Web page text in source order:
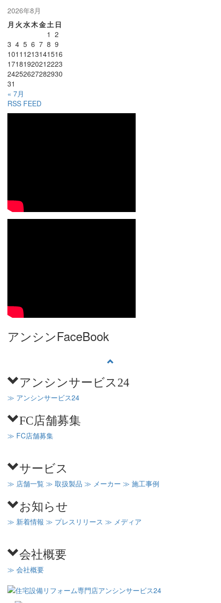
2026年8月
月 火水木金土 日
1 2
3 4 5 6 7 8 9
1011 1213141516
17181920212223
24252627282930
31
« 7月
RSS FEED
アンシンFaceBook
アンシンサービス24
≫ アンシンサービス24
FC店舗募集
≫ FC店舗募集
サービス
≫ 店舗一覧 ≫ 取扱製品 ≫ メーカー ≫ 施工事例
お知らせ
≫ 新着情報 ≫ プレスリリース ≫ メディア
会社概要
≫ 会社概要